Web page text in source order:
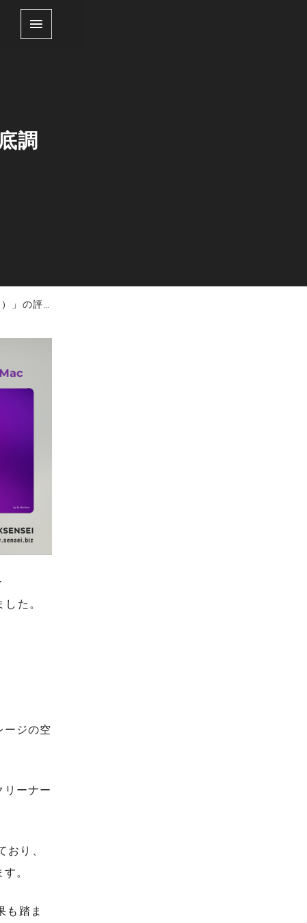
調
徹底調査
た。
ージの空
ーナー
り、
。
も踏ま